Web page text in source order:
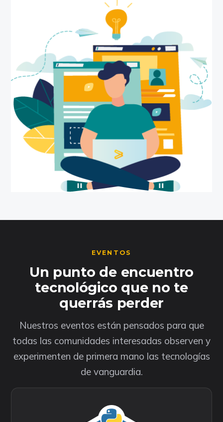
EVENTOS
Un punto de encuentro
tecnológico que no te
querrás perder
Nuestros eventos están pensados para que
todas las comunidades interesadas observen y
experimenten de primera mano las tecnologías
de vanguardia.